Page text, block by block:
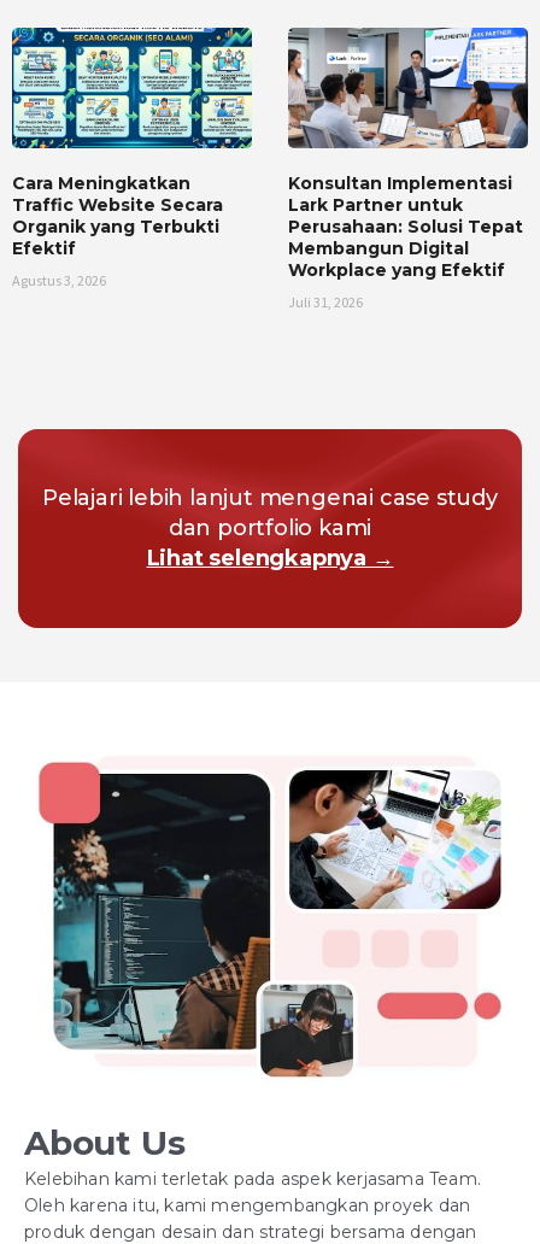
Cara Meningkatkan
Traffic Website Secara
Organik yang Terbukti
Efektif
Agustus 3, 2026
Konsultan Implementasi
Lark Partner untuk
Perusahaan: Solusi Tepat
Membangun Digital
Workplace yang Efektif
Juli 31, 2026
Pelajari lebih lanjut mengenai case study
dan portfolio kami
Lihat selengkapnya →
About Us
Kelebihan kami terletak pada aspek kerjasama Team.
Oleh karena itu, kami mengembangkan proyek dan
produk dengan desain dan strategi bersama dengan